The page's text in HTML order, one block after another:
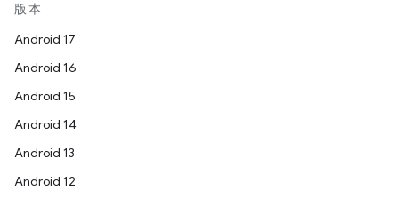
版本
Android 17
Android 16
Android 15
Android 14
Android 13
Android 12